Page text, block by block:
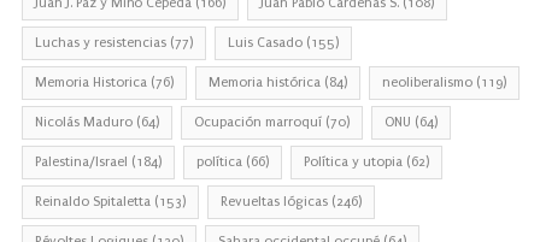
Luchas y resistencias (77) Luis Casado (155)
Memoria Historica (76) Memoria histórica (84) neoliberalismo (119)
Nicolás Maduro (64) Ocupación marroquí (70) ONU (64)
Palestina/Israel (184) política (66) Política y utopia (62)
Reinaldo Spitaletta (153) Revueltas lógicas (246)